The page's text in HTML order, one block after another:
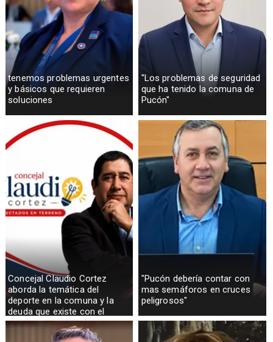
tenemos problemas urgentes
y básicos que requieren
soluciones
"Los problemas de seguridad
que ha tenido la comuna de
Pucón"
Concejal Claudio Cortez
aborda la temática del
deporte en la comuna y la
deuda que existe con el
sector rural
"Pucón debería contar con
mas semáforos en cruces
peligrosos"